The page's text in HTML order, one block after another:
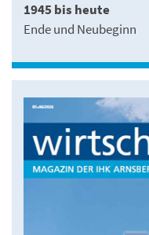
1945 bis heute
Ende und Neubeginn